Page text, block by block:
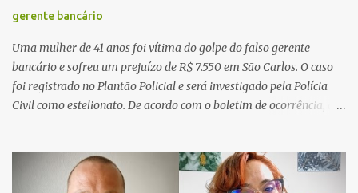
gerente bancário
Uma mulher de 41 anos foi vítima do golpe do falso gerente
bancário e sofreu um prejuízo de R$ 7.550 em São Carlos. O caso
foi registrado no Plantão Policial e será investigado pela Polícia
Civil como estelionato. De acordo com o boletim de ocorrência, a
suspeito alegou que seria necessário atualizar o cadastro da conta
e passou a orientar a vítima sobre os procedimentos que deveriam